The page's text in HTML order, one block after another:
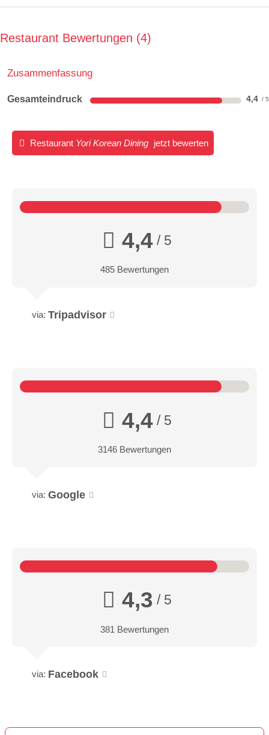
Restaurant Bewertungen 4
Zusammenfassung
Gesamteindruck 4,4
Restaurant Yori Korean Dining jetzt bewerten
4,4/ 5
485 Bewertungen
via: Tripadvisor
4,4/ 5
3146 Bewertungen
via: Google
4,3 / 5
381 Bewertungen
via: Facebook